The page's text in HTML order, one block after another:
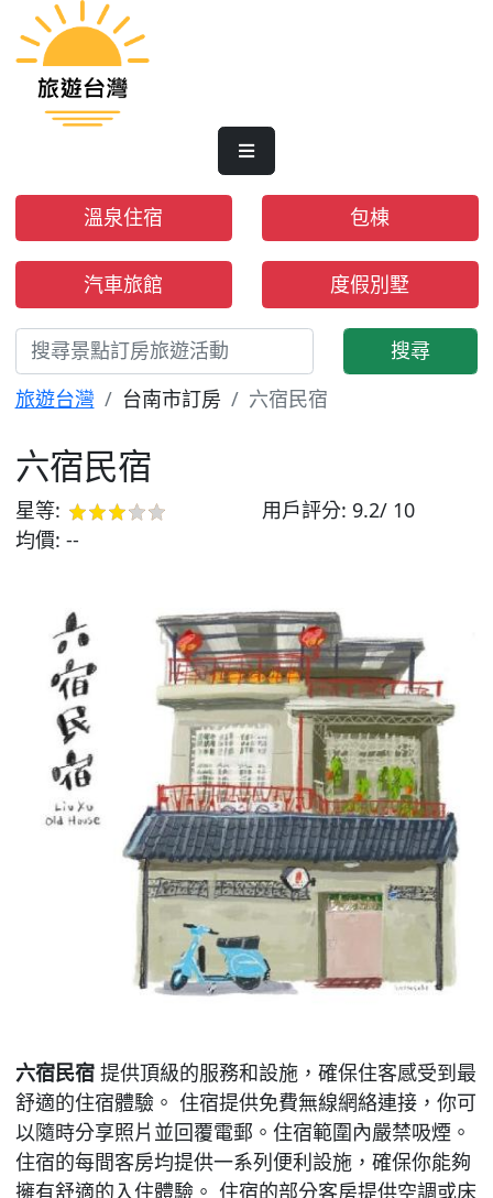
溫泉住宿 包棟
汽車旅館 度假別墅
搜尋
旅遊台灣
台南市訂房 六宿民宿
六宿民宿
星等: 用戶評分: 9.2/ 10
均價: --
六宿民宿提供頂級的服務和設施，確保住客感受到最
舒適的住宿體驗。 住宿提供免費無線網絡連接，你可
以隨時分享照片並回覆電郵。住宿範圍內嚴禁吸煙。
住宿的每間客房均提供一系列便利設施，確保你能夠
擁有舒適的入住體驗。 住宿的部分客房提供空調或床